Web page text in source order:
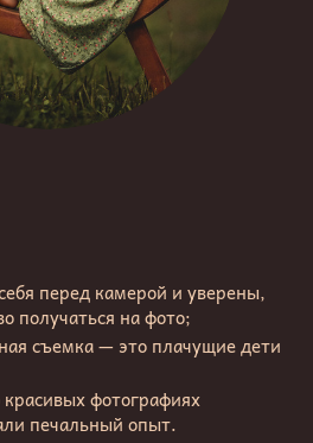
перед камерой и уверены,
получаться на фото;
съемка — это плачущие дети
фотографиях
печальный опыт.